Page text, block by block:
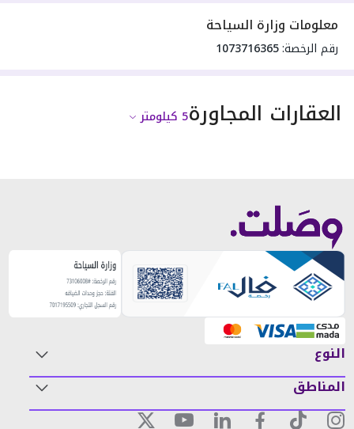
معلومات وزارة السياحة
رقم الرخصة:1073716365
العقارات المجاورة5 كيلومتر
النوع
المناطق